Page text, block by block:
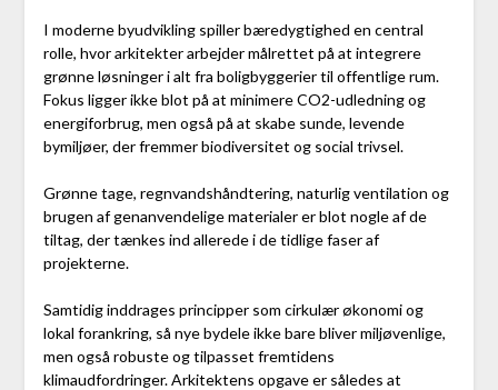
I moderne byudvikling spiller bæredygtighed en central
rolle, hvor arkitekter arbejder målrettet på at integrere
grønne løsninger i alt fra boligbyggerier til offentlige rum.
Fokus ligger ikke blot på at minimere CO2-udledning og
energiforbrug, men også på at skabe sunde, levende
bymiljøer, der fremmer biodiversitet og social trivsel.
Grønne tage, regnvandshåndtering, naturlig ventilation og
brugen af genanvendelige materialer er blot nogle af de
tiltag, der tænkes ind allerede i de tidlige faser af
projekterne.
Samtidig inddrages principper som cirkulær økonomi og
lokal forankring, så nye bydele ikke bare bliver miljøvenlige,
men også robuste og tilpasset fremtidens
klimaudfordringer. Arkitektens opgave er således at